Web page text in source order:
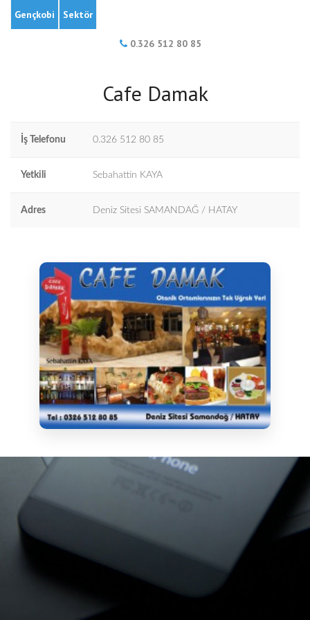
Gençkobi Sektör
0.326 512 80 85
Cafe Damak
İş Telefonu 0.326 512 80 85
Yetkili Sebahattin KAYA
Adres Deniz Sitesi SAMANDAĞ / HATAY